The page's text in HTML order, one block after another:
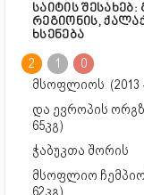
საიტის
რეგიონის,
ხსენება
2 1
0
მსოფლიოს (2013
და ევროპის
65კგ)
ჭაბუკთა შორის
მსოფლიო
62კგ)